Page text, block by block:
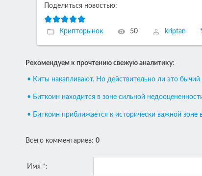
Поделиться новостью:
Крипторынок 50 kriptan
Рекомендуем к прочтению свежую аналитику:
• Киты накапливают. Но действительно ли это бычий
• Биткоин находится в зоне сильной
• Биткоин приближается к исторически важной зоне
Всего комментариев: 0
Имя *: